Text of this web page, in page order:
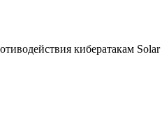
кибератакам Solar